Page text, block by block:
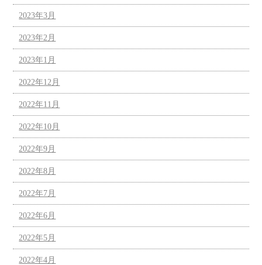
2023年3月
2023年2月
2023年1月
2022年12月
2022年11月
2022年10月
2022年9月
2022年8月
2022年7月
2022年6月
2022年5月
2022年4月